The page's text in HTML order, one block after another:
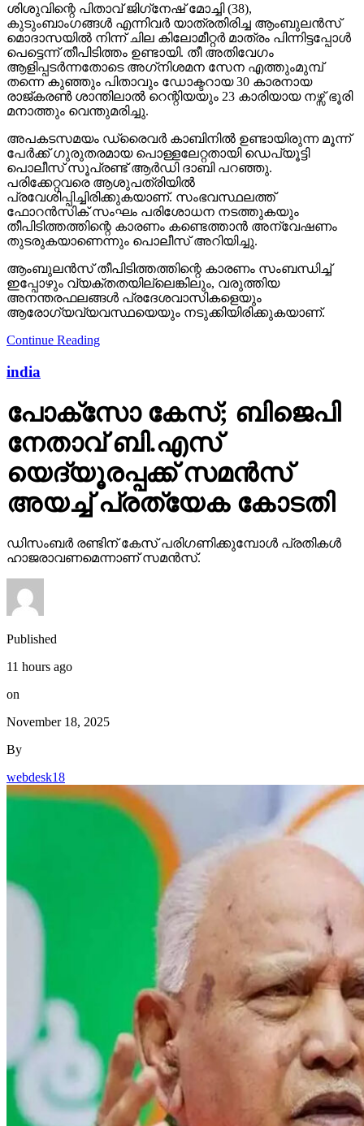
ശിശുവിന്റെ പിതാവ് ജിഗ്‌നേഷ് മോച്ചി (38),
കുടുംബാംഗങ്ങള്‍ എന്നിവര്‍ യാത്രതിരിച്ച ആംബുലന്‍സ്
മൊദാസയില്‍ നിന്ന് ചില കിലോമീറ്റര്‍ മാത്രം പിന്നിട്ടപ്പോള്‍
പെട്ടെന്ന് തീപിടിത്തം ഉണ്ടായി. തീ അതിവേഗം
ആളിപ്പടര്‍ന്നതോടെ അഗ്‌നിശമന സേന എത്തുംമുമ്പ്
തന്നെ കുഞ്ഞും പിതാവും ഡോക്ടറായ 30 കാരനായ
രാജ്കരണ്‍ ശാന്തിലാല്‍ റെന്റിയയും 23 കാരിയായ നഴ്സ് ഭൂരി
മനാത്തും വെന്തുമരിച്ചു.
അപകടസമയം ഡ്രൈവര്‍ കാബിനില്‍ ഉണ്ടായിരുന്ന മൂന്ന്
പേര്‍ക്ക് ഗുരുതരമായ പൊള്ളലേറ്റതായി ഡെപ്യൂട്ടി
പൊലീസ് സൂപ്രണ്ട് ആര്‍ഡി ദാബി പറഞ്ഞു.
പരിക്കേറ്റവരെ ആശുപത്രിയില്‍
പ്രവേശിപ്പിച്ചിരിക്കുകയാണ്. സംഭവസ്ഥലത്ത്
ഫോറന്‍സിക് സംഘം പരിശോധന നടത്തുകയും
തീപിടിത്തത്തിന്റെ കാരണം കണ്ടെത്താന്‍ അന്വേഷണം
തുടരുകയാണെന്നും പൊലീസ് അറിയിച്ചു.
ആംബുലന്‍സ് തീപിടിത്തത്തിന്റെ കാരണം സംബന്ധിച്ച്
ഇപ്പോഴും വ്യക്തതയില്ലെങ്കിലും, വരുത്തിയ
അനന്തരഫലങ്ങള്‍ പ്രദേശവാസികളെയും
ആരോഗ്യവ്യവസ്ഥയെയും നടുക്കിയിരിക്കുകയാണ്.
Continue Reading
india
പോക്‌സോ കേസ്; ബിജെപി
നേതാവ് ബി.എസ്
യെദ്യൂരപ്പക്ക് സമന്‍സ്
അയച്ച് പ്രത്യേക കോടതി
ഡിസംബര്‍ രണ്ടിന് കേസ് പരിഗണിക്കുമ്പോള്‍ പ്രതികള്‍
ഹാജരാവണമെന്നാണ് സമന്‍സ്.
Published
11 hours ago
on
November 18, 2025
By
webdesk18